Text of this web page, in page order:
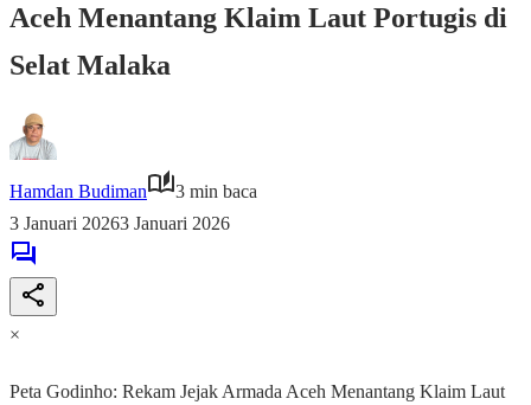
Aceh Menantang Klaim Laut Portugis di
Selat Malaka
Hamdan Budiman
3 min baca
3 Januari 20263 Januari 2026
×
Peta Godinho: Rekam Jejak Armada Aceh Menantang Klaim Laut